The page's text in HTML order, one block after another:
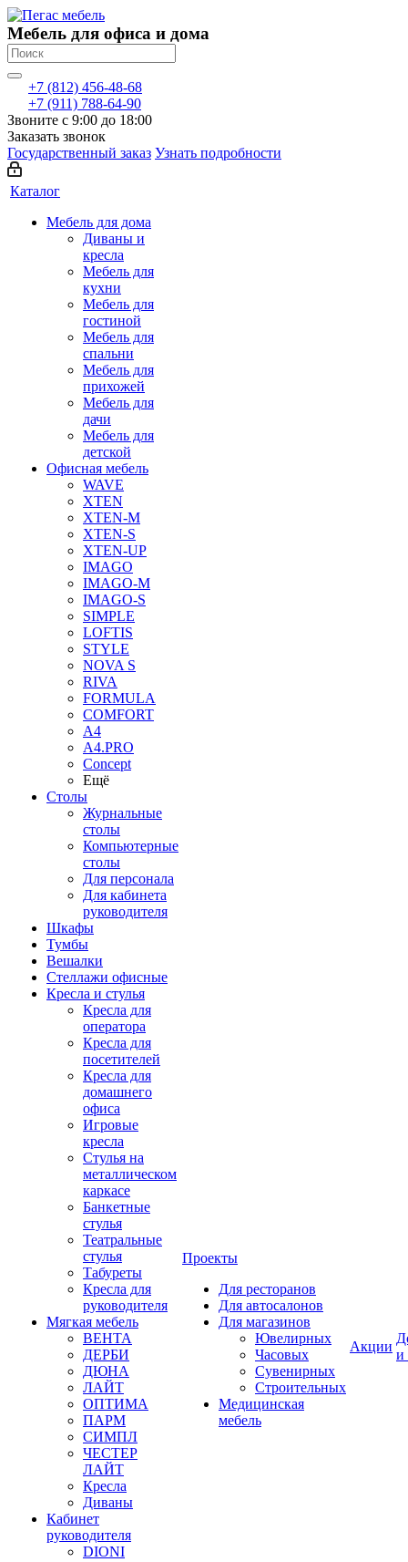
Мебель для офиса и дома
+7 (812) 456-48-68
+7 (911) 788-64-90
Звоните с 9:00 до 18:00
Заказать звонок
Государственный заказ Узнать подробности
Каталог
Мебель для дома
Диваны и
кресла
Мебель для
кухни
Мебель для
гостиной
Мебель для
спальни
Мебель для
прихожей
Мебель для
дачи
Мебель для
детской
Офисная мебель
WAVE
XTEN
XTEN-M
XTEN-S
XTEN-UP
IMAGO
IMAGO-M
IMAGO-S
SIMPLE
LOFTIS
STYLE
NOVA S
RIVA
FORMULA
COMFORT
A4
A4.PRO
Concept
Ещё
Столы
Журнальные
столы
Компьютерные
столы
Для персонала
Для кабинета
руководителя
Шкафы
Тумбы
Вешалки
Стеллажи офисные
Кресла и стулья
Кресла для
оператора
Кресла для
посетителей
Кресла для
домашнего
офиса
Игровые
кресла
Стулья на
металлическом
каркасе
Банкетные
стулья
Театральные
стулья
Табуреты
Кресла для
руководителя
Мягкая мебель
ВЕНТА
ДЕРБИ
ДЮНА
ЛАЙТ
ОПТИМА
ПАРМ
СИМПЛ
ЧЕСТЕР
ЛАЙТ
Кресла
Диваны
Кабинет
руководителя
DIONI
Проекты
Для ресторанов
Для автосалонов
Для магазинов
Ювелирных
Часовых
Сувенирных
Строительных
Медицинская
мебель
Акции
и